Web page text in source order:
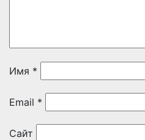
Имя *
Email *
Сайт